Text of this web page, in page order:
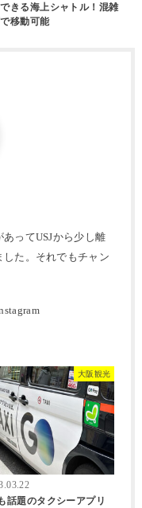
きる海上シャトル！混雑
移動可能
ってUSJから少し離
た。それでもチャン
大阪観光
話題のタクシーアプリ